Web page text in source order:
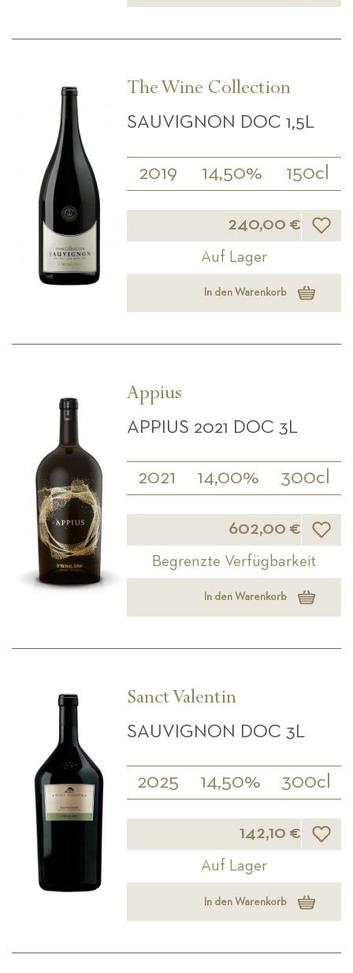
The Wine Collection
SAUVIGNON DOC 1,5L
2019 14,50% 150cl
240,00 €
Auf Lager
In den Warenkorb
Appius
APPIUS 2021 DOC 3L
2021 14,00% 300cl
602,00 €
Begrenzte Verfügbarkeit
In den Warenkorb
Sanct Valentin
SAUVIGNON DOC 3L
2025 14,50% 300cl
142,10 €
Auf Lager
In den Warenkorb